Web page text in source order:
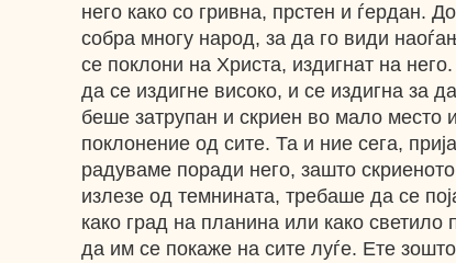
него како со гривна, прстен и ѓердан.
собра многу народ, за да го види
се поклони на Христа, издигнат на
да се издигне високо, и се издигна за
беше затрупан и скриен во мало место
поклонение од сите. Та и ние сега,
радуваме поради него, зашто
излезе од темнината, требаше да се
како град на планина или како светило
да им се покаже на сите луѓе. Ете зошто